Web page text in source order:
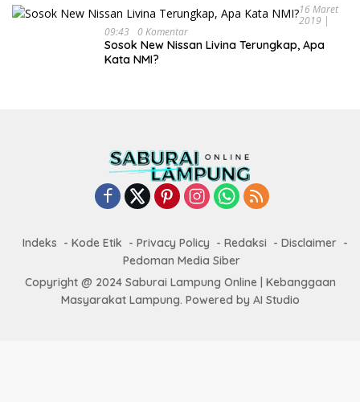
16 Maret
2019 |
09:43
0 Komentar
Sosok New Nissan Livina Terungkap, Apa
Kata NMI?
Indeks Kode Etik Privacy Policy Redaksi
Disclaimer
Pedoman Media Siber
Copyright @ 2024 Saburai Lampung Online | Kebanggaan
Masyarakat Lampung. Powered by AI Studio